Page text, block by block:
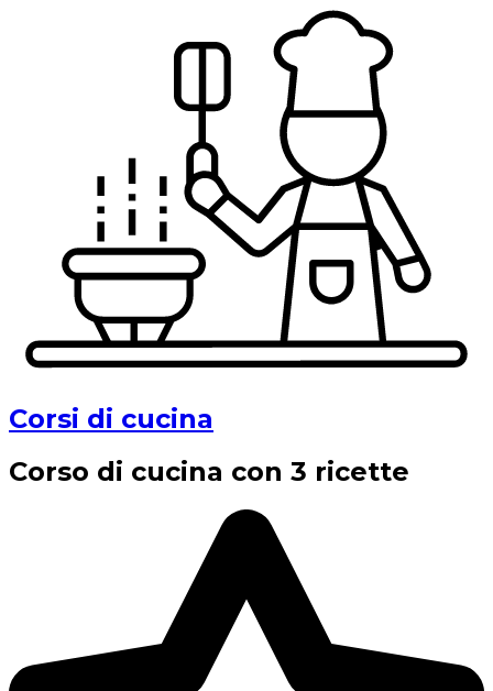
Corsi di cucina
Corso di cucina con 3 ricette